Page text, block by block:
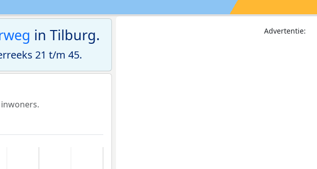
in Tilburg.
21 t/m 45.
Advertentie: